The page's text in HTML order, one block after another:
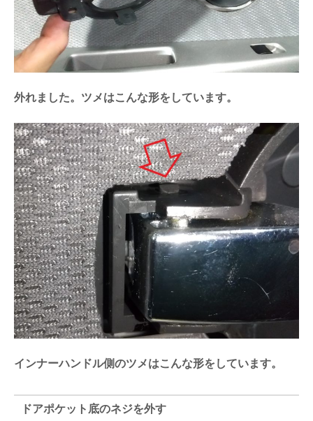
外れました。ツメはこんな形をしています。
インナーハンドル側のツメはこんな形をしています。
ドアポケット底のネジを外す